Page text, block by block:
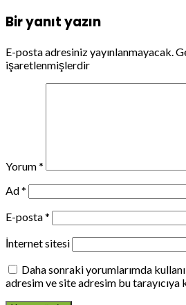
Bir yanıt yazın
E-posta adresiniz yayınlanmayacak.
işaretlenmişlerdir
Yorum*
Ad*
E-posta*
İnternet sitesi
Daha sonraki yorumlarımda
adresim ve site adresim bu tarayıcıya